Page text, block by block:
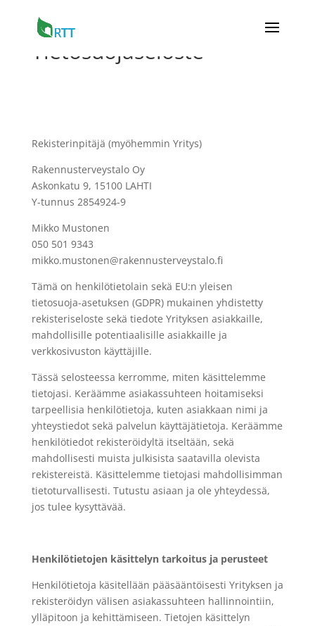
Tietosuojaseloste
Rekisterinpitäjä (myöhemmin Yritys)
Rakennusterveystalo Oy
Askonkatu 9, 15100 LAHTI
Y-tunnus 2854924-9
Mikko Mustonen
050 501 9343
mikko.mustonen@rakennusterveystalo.fi
Tämä on henkilötietolain sekä EU:n yleisen
tietosuoja-asetuksen (GDPR) mukainen yhdistetty
rekisteriseloste sekä tiedote Yrityksen asiakkaille,
mahdollisille potentiaalisille asiakkaille ja
verkkosivuston käyttäjille.
Tässä selosteessa kerromme, miten käsittelemme
tietojasi. Keräämme asiakassuhteen hoitamiseksi
tarpeellisia henkilötietoja, kuten asiakkaan nimi ja
yhteystiedot sekä palvelun käyttäjätietoja. Keräämme
henkilötiedot rekisteröidyltä itseltään, sekä
mahdollisesti muista julkisista saatavilla olevista
rekistereistä. Käsittelemme tietojasi mahdollisimman
tietoturvallisesti. Tutustu asiaan ja ole yhteydessä,
jos tulee kysyttävää.
Henkilötietojen käsittelyn tarkoitus ja perusteet
Henkilötietoja käsitellään pääsääntöisesti Yrityksen ja
rekisteröidyn välisen asiakassuhteen hallinnointiin,
ylläpitoon ja kehittämiseen. Tietojen käsittelyn